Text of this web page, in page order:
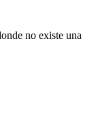
no existe una